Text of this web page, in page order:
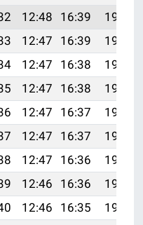
12:48 16:39
19:53
12:47 16:39
19:52
12:47 16:38
19:51
12:47 16:38
19:49
12:47 16:37
19:48
12:47 16:37
19:47
12:47 16:36
19:46
12:46 16:36
19:44
12:46 16:35
19:43